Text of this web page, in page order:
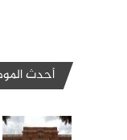
أحدث